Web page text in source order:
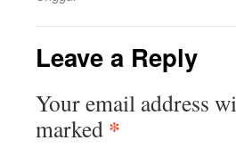
Leave a Reply
Your email address
marked *